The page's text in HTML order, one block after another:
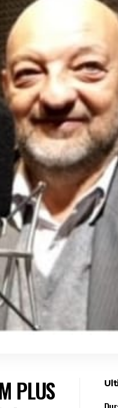
PLUS